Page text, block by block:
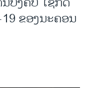
ຂອງນະຄອນ